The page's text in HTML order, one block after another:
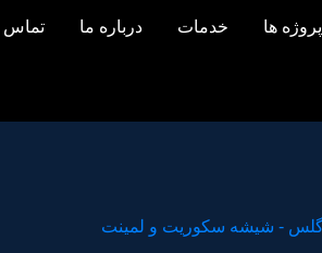
پروژه ها خدمات درباره ما تماس